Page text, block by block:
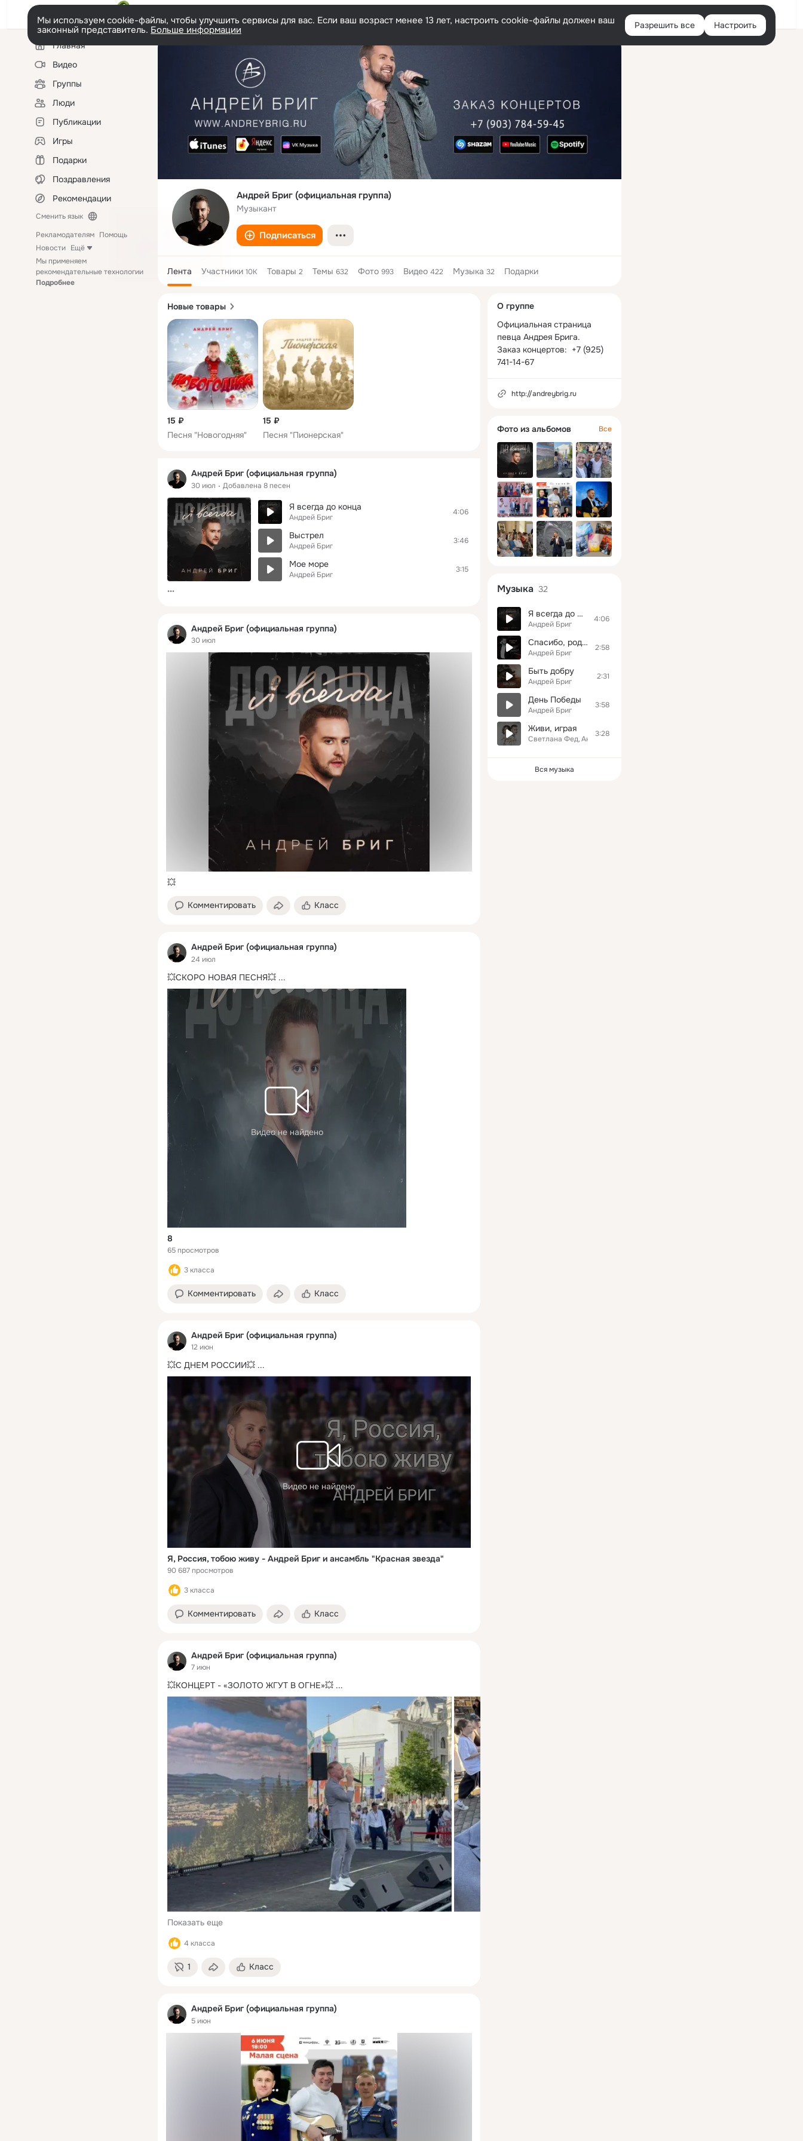
Войти
Мы используем cookie-файлы, чтобы улучшить сервисы для вас. Если ваш возраст менее 13 лет, настроить cookie-файлы должен ваш
законный представитель. Больше информации Разрешить все Настроить
Левая
колонкаГлавная
Видео
Группы
Люди
Публикации
Игры
Подарки
Поздравления
Рекомендации
Сменить язык
Рекламодателям Помощь
Новости Ещё
Мы применяем
рекомендательные технологии
Подробнее
Андрей Бриг (официальная группа)
Музыкант
Подписаться
Лента Участники 10K Товары 2 Темы 632 Фото 993 Видео 422 Музыка 32 Подарки
Новые товары
15 ₽
Песня "Новогодняя"
15 ₽
Песня "Пионерская"
Андрей Бриг (официальная группа)
30 июл Добавлена 8 песен
Я всегда до конца
Андрей Бриг
4:06
Выстрел
Андрей Бриг
3:46
Мое море
Андрей Бриг
3:15
•••
Андрей Бриг (официальная группа)
30 июл
💥
Комментировать Класс
Андрей Бриг (официальная группа)
24 июл
💥СКОРО НОВАЯ ПЕСНЯ💥 ...
Видео не найдено
8
65 просмотров
3 класса
Комментировать Класс
Андрей Бриг (официальная группа)
12 июн
💥С ДНЕМ РОССИИ💥 ...
Видео не найдено
Я, Россия, тобою живу - Андрей Бриг и ансамбль "Красная звезда"
90 687 просмотров
3 класса
Комментировать Класс
Андрей Бриг (официальная группа)
7 июн
💥КОНЦЕРТ - «ЗОЛОТО ЖГУТ В ОГНЕ»💥 ...
Показать еще
4 класса
1 Класс
Андрей Бриг (официальная группа)
5 июн
колонка
О группе
Официальная страница
певца Андрея Брига.
Заказ концертов:  +7 (925)
741-14-67
http://andreybrig.ru
Фото из альбомов Все
Музыка 32
Я всегда до конца
Андрей Бриг
4:06
Спасибо, родная...
Андрей Бриг
2:58
Быть добру
Андрей Бриг
2:31
День Победы
Андрей Бриг
3:58
Живи, играя
Светлана Фед Андрей Бриг
3:28
Вся музыка